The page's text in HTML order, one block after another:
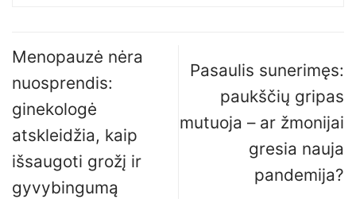
Menopauzė nėra
nuosprendis:
ginekologė
atskleidžia, kaip
išsaugoti grožį ir
gyvybingumą
Pasaulis sunerimęs:
paukščių gripas
mutuoja – ar žmonijai
gresia nauja
pandemija?